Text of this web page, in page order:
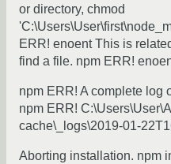
or directory, chmod
ERR! enoent This is
find a file. npm ERR!
npm ERR! A complete log
npm ERR!
cache\_logs\2019-01-
Aborting installation. npm